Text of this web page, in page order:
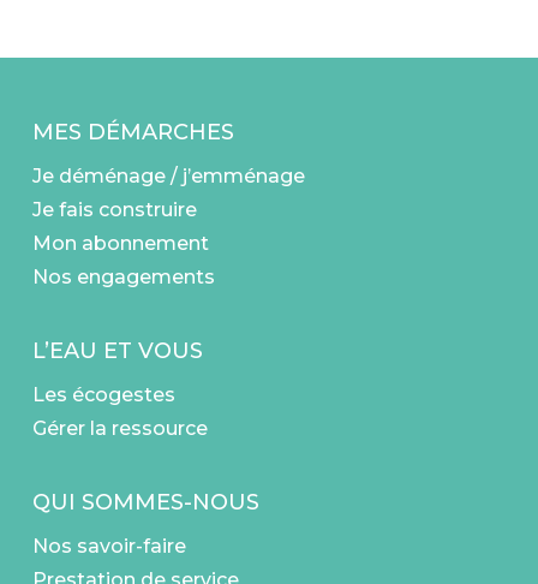
MES DÉMARCHES
Je déménage / j’emménage
Je fais construire
Mon abonnement
Nos engagements
L’EAU ET VOUS
Les écogestes
Gérer la ressource
QUI SOMMES-NOUS
Nos savoir-faire